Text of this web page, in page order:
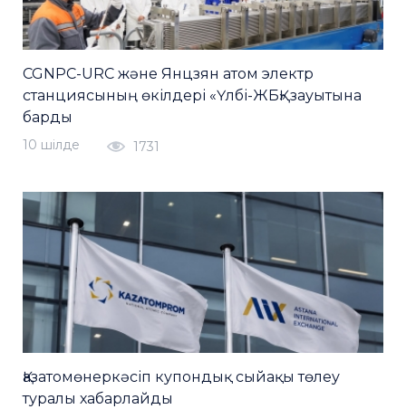
CGNPC-URC және Янцзян атом электр
станциясының өкілдері «Үлбі-ЖБҚ» зауытына
барды
10 шiлде 1731
Қазатомөнеркәсіп купондық сыйақы төлеу
туралы хабарлайды